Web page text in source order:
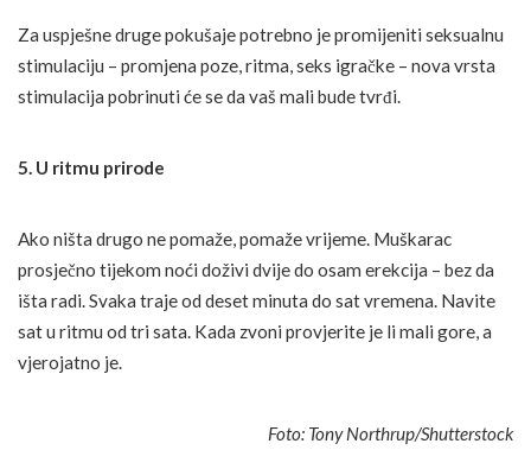
Za uspješne druge pokušaje potrebno je promijeniti seksualnu
stimulaciju – promjena poze, ritma, seks igračke – nova vrsta
stimulacija pobrinuti će se da vaš mali bude tvrđi.
5. U ritmu prirode
Ako ništa drugo ne pomaže, pomaže vrijeme. Muškarac
prosječno tijekom noći doživi dvije do osam erekcija – bez da
išta radi. Svaka traje od deset minuta do sat vremena. Navite
sat u ritmu od tri sata. Kada zvoni provjerite je li mali gore, a
vjerojatno je.
Foto: Tony Northrup/Shutterstock